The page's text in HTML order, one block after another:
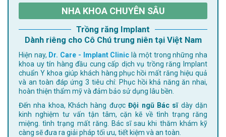
NHA KHOA CHUYÊN SÂU
Trồng răng Implant
Dành riêng cho Cô Chú trung niên tại Việt Nam
Hiện nay, Dr. Care - Implant Clinic là một trong những nha
khoa uy tín hàng đầu cung cấp dịch vụ trồng răng Implant
chuẩn Y khoa giúp khách hàng phục hồi mất răng hiệu quả
và an toàn đáp ứng 3 tiêu chí: Phục hồi khả năng ăn nhai,
hoàn thiện thẩm mỹ và đảm bảo sử dụng lâu bền.
Đến nha khoa, Khách hàng đượcĐội ngũ Bác sĩdày dặn
kinh nghiệm tư vấn tận tâm, cặn kẽ về tình trạng răng
miệng. tình trạng mất răng. Bác sĩ sau khi thăm khám kỹ
càng sẽ đưa ra giải pháp tối ưu, tiết kiệm và an toàn.